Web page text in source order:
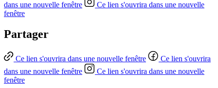
dans une nouvelle fenêtre
Ce lien s'ouvrira dans une nouvelle
fenêtre
Partager
Ce lien s'ouvrira dans une nouvelle fenêtre
Ce lien s'ouvrira
dans une nouvelle fenêtre
Ce lien s'ouvrira dans une nouvelle
fenêtre